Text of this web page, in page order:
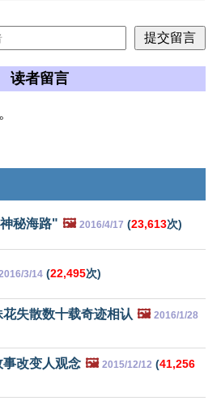
读者留言
秘海路" 🖼️ 2016/4/17 (23,613次)
3/14 (22,495次)
失散数十载奇迹相认 🖼️ 2016/1/28
改变人观念 🖼️ 2015/12/12 (41,256